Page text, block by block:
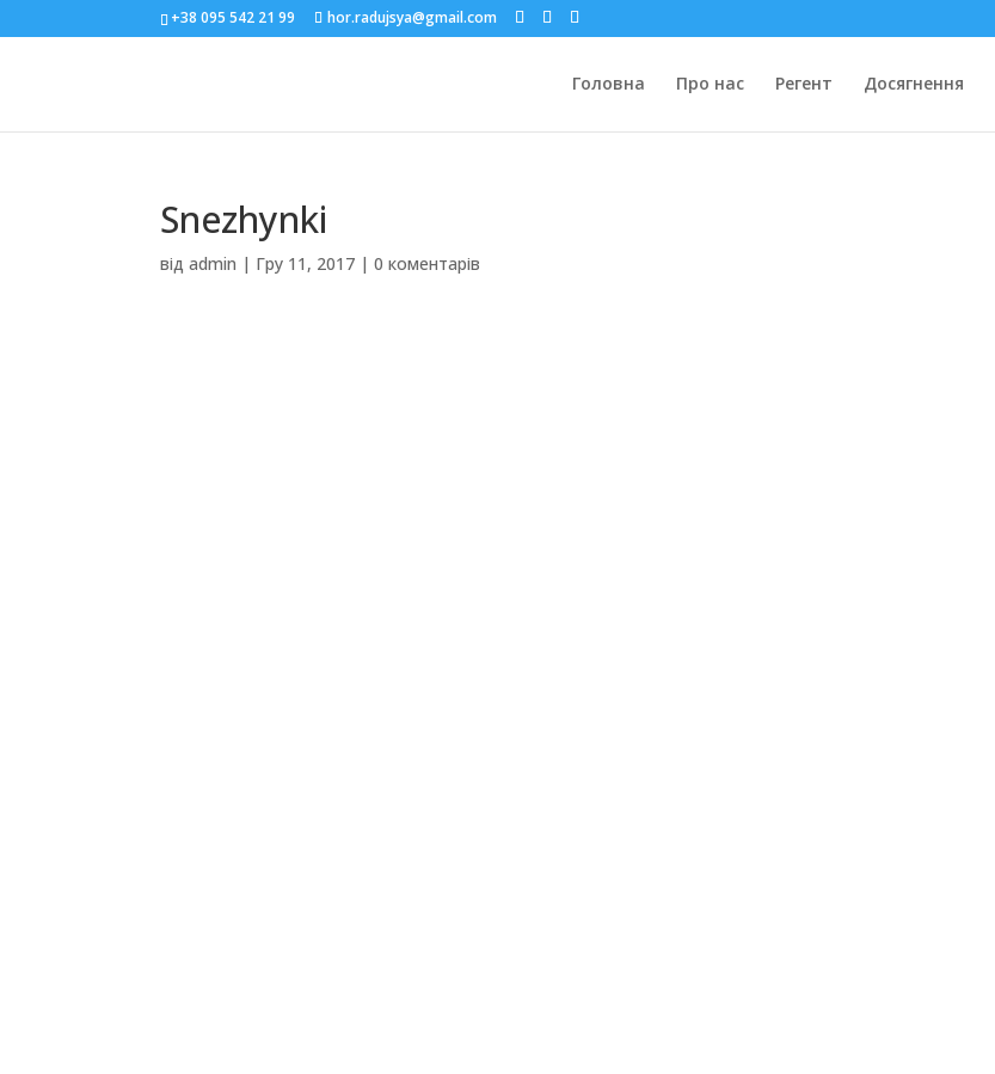
+38 095 542 21 99 hor.radujsya@gmail.com
Головна Про нас Регент Досягнення
Snezhynki
відadmin | Гру 11, 2017 |0 коментарів